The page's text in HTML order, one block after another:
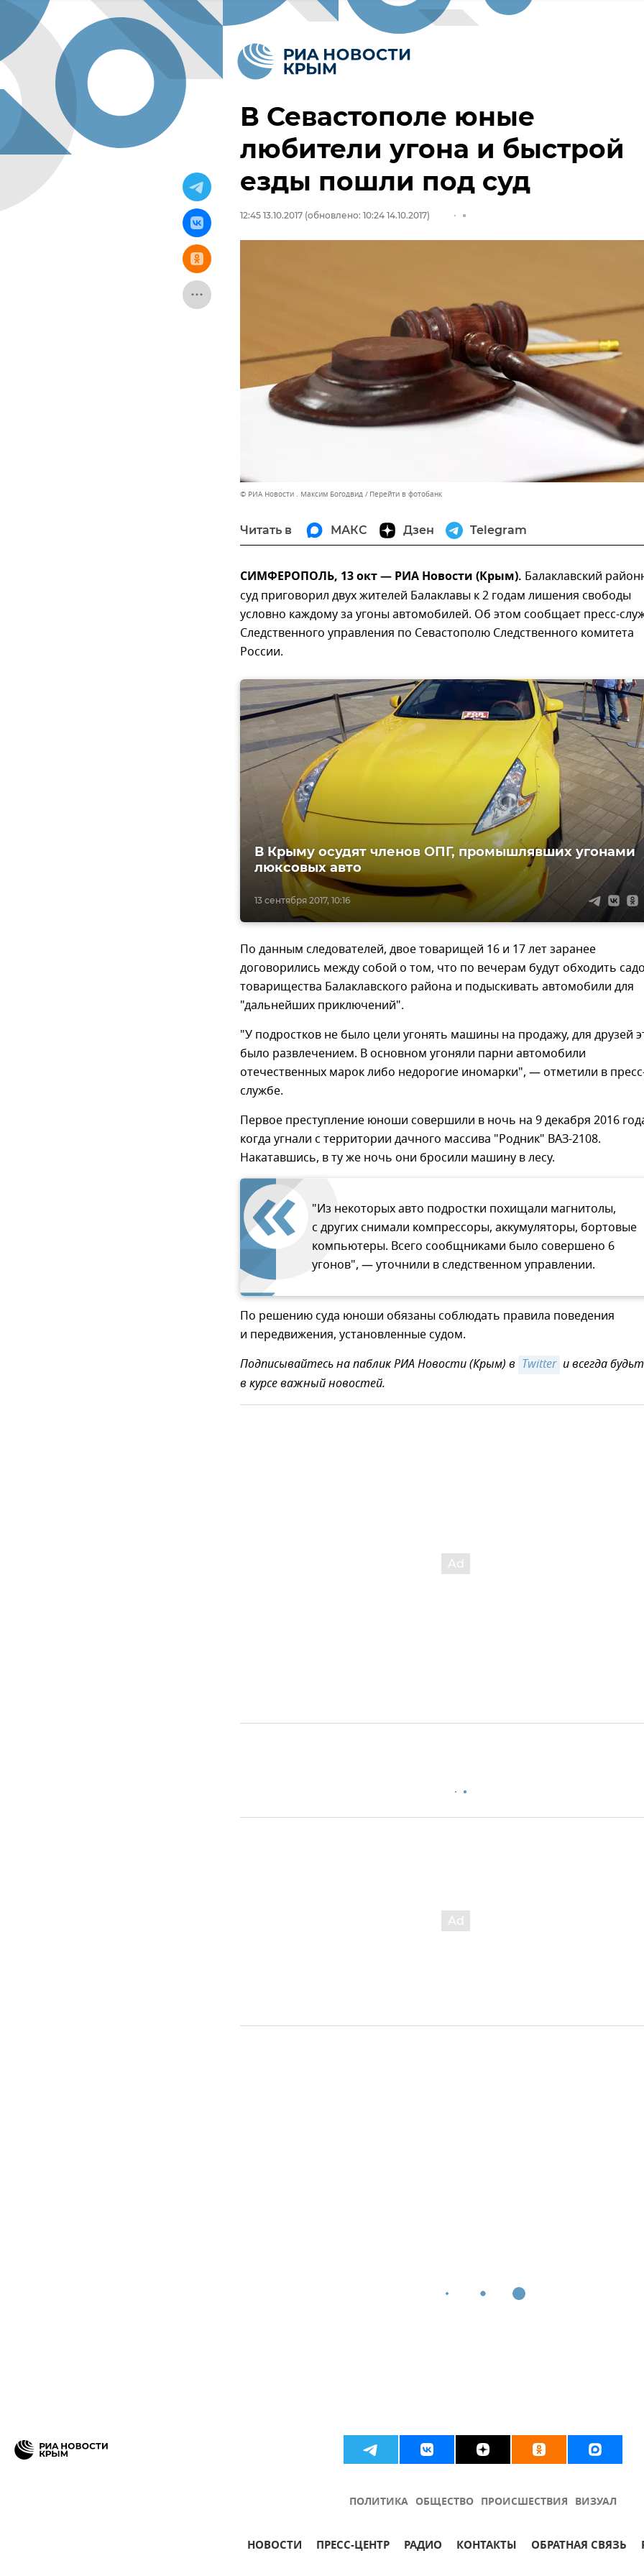
В Севастополе юные
любители угона и быстрой
езды пошли под суд
12:45 13.10.2017 (обновлено: 10:24 14.10.2017)
© РИА Новости . Максим Богодвид Перейти в фотобанк
Читать в МАКС Дзен Telegram
СИМФЕРОПОЛЬ, 13 окт — РИА Новости (Крым). Балаклавский
суд приговорил двух жителей Балаклавы к 2 годам лишения свободы
условно каждому за угоны автомобилей. Об этом сообщает пресс-
Следственного управления по Севастополю Следственного комитета
России.
13 сентября 2017, 10:16
В Крыму осудят членов ОПГ, промышлявших угонами
люксовых авто
По данным следователей, двое товарищей 16 и 17 лет заранее
договорились между собой о том, что по вечерам будут обходить
товарищества Балаклавского района и подыскивать автомобили для
"дальнейших приключений".
"У подростков не было цели угонять машины на продажу, для друзей
было развлечением. В основном угоняли парни автомобили
отечественных марок либо недорогие иномарки", — отметили в
службе.
Первое преступление юноши совершили в ночь на 9 декабря 2016
когда угнали с территории дачного массива "Родник" ВАЗ-2108.
Накатавшись, в ту же ночь они бросили машину в лесу.
"Из некоторых авто подростки похищали магнитолы,
с других снимали компрессоры, аккумуляторы, бортовые
компьютеры. Всего сообщниками было совершено 6
угонов", — уточнили в следственном управлении.
По решению суда юноши обязаны соблюдать правила поведения
и передвижения, установленные судом.
Подписывайтесь на паблик РИА Новости (Крым) в Twitter и всегда
в курсе важный новостей.
ПОЛИТИКА ОБЩЕСТВО ПРОИСШЕСТВИЯ ВИЗУАЛ
НОВОСТИ ПРЕСС-ЦЕНТР РАДИО КОНТАКТЫ ОБРАТНАЯ СВЯЗЬ